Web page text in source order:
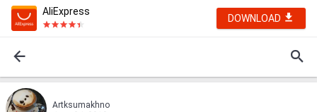
AliExpress
DOWNLOAD
Artksumakhno